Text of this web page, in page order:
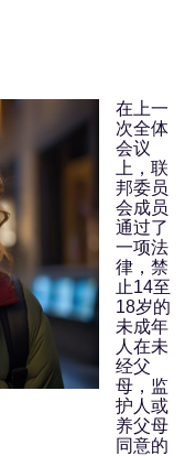
在上一
次全体
会议
上，联
邦委员
会成员
通过了
一项法
律，禁
止14至
18岁的
未成年
人在未
经父
母，监
护人或
养父母
同意的